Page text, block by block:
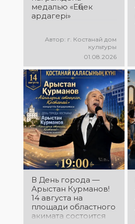
медалью «Еңбек
ардагері»
Автор: г. Костанай дом
культуры
01.08.2026
В День города —
Арыстан Курманов!
14 августа на
площади областного
акимата состоится